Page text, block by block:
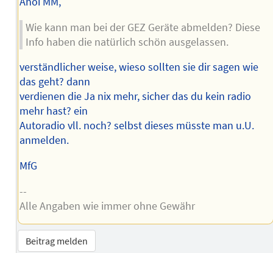
Wie kann man bei der GEZ Geräte abmelden? Diese
Info haben die natürlich schön ausgelassen.
verständlicher weise, wieso sollten sie dir sagen wie
das geht? dann
verdienen die Ja nix mehr, sicher das du kein radio
mehr hast? ein
Autoradio vll. noch? selbst dieses müsste man u.U.
anmelden.
MfG
--
Alle Angaben wie immer ohne Gewähr
Beitrag melden